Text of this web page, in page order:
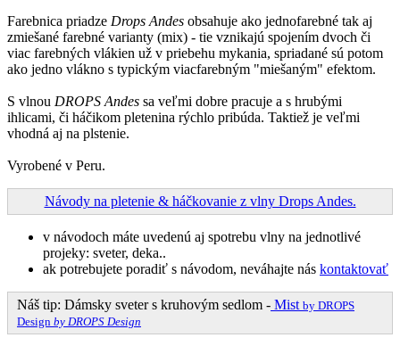
Farebnica priadze Drops Andes obsahuje ako jednofarebné tak aj
zmiešané farebné varianty (mix) - tie vznikajú spojením dvoch či
viac farebných vlákien už v priebehu mykania, spriadané sú potom
ako jedno vlákno s typickým viacfarebným "miešaným" efektom.
S vlnou DROPS Andes sa veľmi dobre pracuje a s hrubými
ihlicami, či háčikom pletenina rýchlo pribúda. Taktiež je veľmi
vhodná aj na plstenie.
Vyrobené v Peru.
Návody na pletenie & háčkovanie z vlny Drops Andes.
v návodoch máte uvedenú aj spotrebu vlny na jednotlivé
projeky: sveter, deka..
ak potrebujete poradiť s návodom, neváhajte nás kontaktovať
Náš tip: Dámsky sveter s kruhovým sedlom - Mist by DROPS
Design by DROPS Design